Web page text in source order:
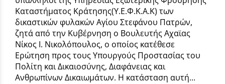
Καταστήματος Κράτησης(Υ.Ε.Φ.Κ.Α.Κ) των
δικαστικών φυλακών Αγίου Στεφάνου Πατρών,
ζητά από την Κυβέρνηση ο Βουλευτής Αχαϊας
Νίκος Ι. Νικολόπουλος, ο οποίος κατέθεσε
Ερώτηση προς τους Υπουργούς Προστασίας του
Πολίτη και Δικαιοσύνης, Διαφάνειας και
Ανθρωπίνων Δικαιωμάτων. Η κατάσταση αυτή...